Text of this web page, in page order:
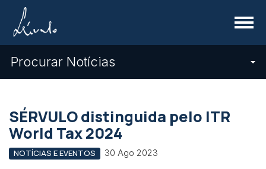
Menu
Procurar Notícias
SÉRVULO distinguida pelo ITR
World Tax 2024
NOTÍCIAS E EVENTOS 30 Ago 2023